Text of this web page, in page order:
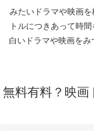
みたいドラマや映画
トルにつきあって時
白いドラマや映画を
無料有料？映画